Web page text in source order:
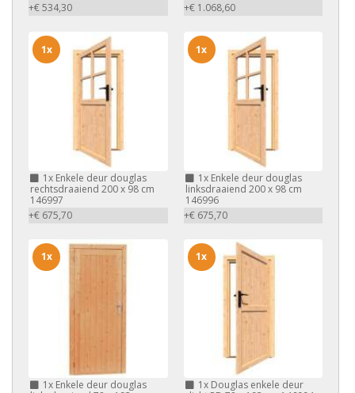
+€ 534,30
+€ 1.068,60
1x Enkele deur douglas
rechtsdraaiend 200 x 98 cm
146997
+€ 675,70
1x
1xEnkele deur douglas
linksdraaiend 200 x 98 cm
146996
+€ 675,70
1x
1x Enkele deur douglas
1x
1xDouglas enkele deur
1x